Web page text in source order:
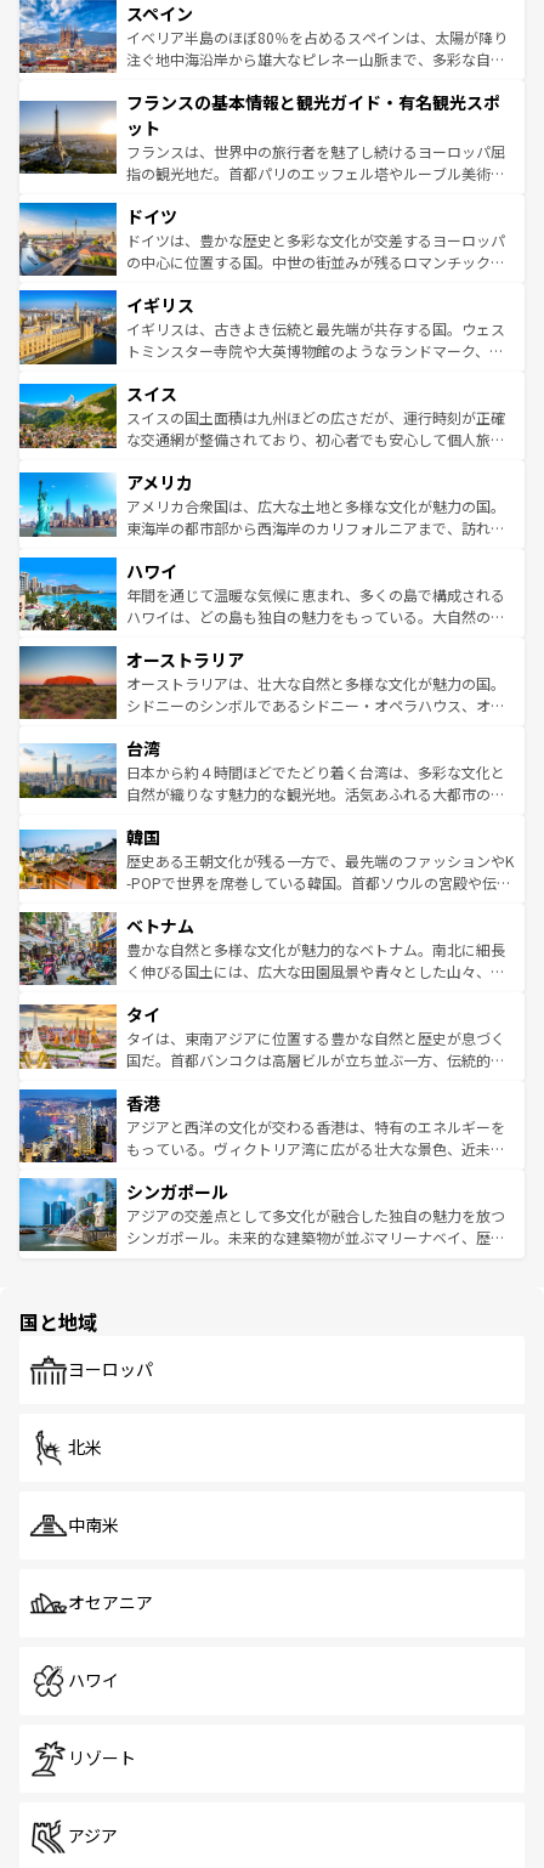
ろん、トスカーナの美しい田園風景やアマルフィ海岸の絶
景など、自然景観も見逃せない。観光の合間には、本場の
ピザやパスタなど、絶品のイタリア料理を堪能することも
ませてくれるイタリアで、忘れられない旅をしてみよう！
なお、新着のイタリア情報は
しい。
スペイン
イベリア半島のほぼ80％を占めるスペインは、太陽が降り
注ぐ地中海沿岸から雄大なピレネー山脈まで、多彩な自然
文化が根付くこの国では、情熱的なフラメンコ、熱気あふ
れる闘牛、そして美味しいタパスが生活の一部となってい
る。首都マドリードの洗練された雰囲気や、バルセロナの
アートに溢れた街角から、地方では古代ローマ遺跡や中世
せる。地方によって風土や気候が異なるスペインはその個
性で訪れる人を魅了する。 なお、新着のスペイン情報は コ
ンテンツ一覧を参照してほしい。
フランスの基本情報と観光ガイド・有名観光スポ
ット
フランスは、世界中の旅行者を魅了し続けるヨーロッパ屈
指の観光地だ。首都パリのエッフェル塔やルーブル美術館
で、幅広い魅力が詰まっている。華麗な宮殿、歴史的な大
聖堂、美しいビーチ、そして豊かな自然が、訪れる者を心
から魅了する。また、フランスは美食の国としても知ら
いる。シャンパンの発祥地であるランス、プロヴァンスの
香り高いラベンダー畑など、多彩な楽しみ方が可能だ。さ
らに、パリ以外の地域にも魅力が溢れており、どの街角に
れる地方に足を運ぶとそれぞれで全く異なる文化を体験で
きるだろう。 なお、新着のフランス情報はコンテンツ一覧
を参照してほしい。
ドイツ
ドイツは、豊かな歴史と多彩な文化が交差するヨーロッパ
の中心に位置する国。中世の街並みが残るロマンチック街
顔を持つこの国は、どこを歩いても飽きることがない。ベ
ルリンの文化的活気、バイエルン州のアルプスの絶景、そ
してライン川沿いのワイン畑といった風景は必見。ビール
は、お酒好きな人にはぜひ体験してほしい。 なお、新着の
ドイツ情報はコンテンツ一覧を参照してほしい。
イギリス
イギリスは、古きよき伝統と最先端が共存する国。ウェス
トミンスター寺院や大英博物館のようなランドマーク、歴
リアごとに異なる魅力がある。また、優雅なアフタヌーン
ティー、ビール好きにはたまらない英国パブ、サッカー観
戦など、本場だからこそできる体験も豊富。イギリスを旅
ンツ一覧を参照してほしい。
スイス
スイスの国土面積は九州ほどの広さだが、運行時刻が正確
な交通網が整備されており、初心者でも安心して個人旅行
の建物がそのまま残る町や、スイスならではのユニークな
博物館もあり、アルプス観光だけでなく町歩きも満喫する
ことができる。国民の所得が高いため物価も高いが、旅行
ば市内交通費無料で観光を楽しむこともできる。 なお、新
着のスイス情報はコンテンツ一覧 を参照してほしい。
アメリカ
アメリカ合衆国は、広大な土地と多様な文化が魅力の国。
東海岸の都市部から西海岸のカリフォルニアまで、訪れる
のような巨大都市は、観光、ショッピング、エンターテイ
ンメントが詰まった刺激的なスポットだ。一方、アメリカ
西部には大自然が広がり、グランドキャニオンやイエロー
部のニューオーリンズでは、音楽と美食が融合した独特の
文化が魅力。旅行者はアメリカの各地域で異なる魅力を楽
しみながら、その多様性と豊かな歴史を感じることができ
ならではの贅沢な旅のスタイルだ。 なお、新着のアメリカ
情報はコンテンツ一覧を参照してほしい。
ハワイ
年間を通じて温暖な気候に恵まれ、多くの島で構成される
ハワイは、どの島も独自の魅力をもっている。大自然の神
ワイ島は見逃せない。また、定番の観光地といえばオアフ
島だが、静かな自然を求めるならマウイ島やカウアイ島が
おすすめ。エメラルドグリーンに輝く海をはじめ、豊かな
れるおもてなしの心で訪れる人々を迎えてくれるハワイの
人々、おいしいローカルフードやハワイアンミュージッ
ク、伝統的なフラダンスなど、すべてがハワイの魅力を彩
ワイを、存分に味わってほしい。 なお、新着のハワイ情報
はコンテンツ一覧を参照してほしい。
オーストラリア
オーストラリアは、壮大な自然と多様な文化が魅力の国。
シドニーのシンボルであるシドニー・オペラハウス、オー
リアリーフや大陸中央部にそびえるウルル（エアーズロッ
ク）、タスマニアの美しい原生林やケアンズの熱帯雨林な
ど、見どころがたくさん。また、カフェやワイン、オージ
いる。アクティビティも充実しており、サーフィンやダイ
ビング、ハイキングなど、アウトドア好きにはたまらな
い。オーストラリアの多彩な魅力を存分に味わいつくそ
参照してほしい。
台湾
日本から約４時間ほどでたどり着く台湾は、多彩な文化と
自然が織りなす魅力的な観光地。活気あふれる大都市の台
ン）、静ひつな山岳地帯である台湾東部など、都市の喧騒
と山間の静けさが共存しており、訪れる人に新しい発見と
驚きをもたらしてくれる。また、奥深い台湾の食文化も魅
容にもいいと評判のスイーツなど、バラエティ豊かな料理
が味わえる。 なお、新着の台湾情報は コンテンツ一覧を参
照してほしい。
韓国
歴史ある王朝文化が残る一方で、最先端のファッションやK
-POPで世界を席巻している韓国。首都ソウルの宮殿や伝統
き、地方に足を延ばせば四季折々の自然美を楽しむことが
できる。そして、キムチや焼肉、絶品のストリートフード
まで、さまざまな韓国料理が待っている。夜には、韓国な
リティに包まれながら、韓国の多彩な魅力を心ゆくまで味
わってみてほしい。 なお、新着の韓国情報はコンテンツ一
覧を参照してほしい。
ベトナム
豊かな自然と多様な文化が魅力的なベトナム。南北に細長
く伸びる国土には、広大な田園風景や青々とした山々、世
急速な発展と共に伝統が息づく。ハノイの古い町並みやホ
ーチミン市のフランス統治時代の建物も、独特の雰囲気を
醸し出している。また、バラエティの豊かさとおいしさで
とつ。フォーやバインミー、ベトナムコーヒーなどは、ぜ
ひ現地で味わいたい。どの地域を訪れてもあたたかい人々
が旅行者を迎えてくれるので、きっと忘れられない旅にな
参照してほしい。
タイ
タイは、東南アジアに位置する豊かな自然と歴史が息づく
国だ。首都バンコクは高層ビルが立ち並ぶ一方、伝統的な
の活気が交差している。北部ではチェンマイなどの山岳地
帯で自然と触れ合い、南部ではプーケットやクラビの美し
いビーチでリゾート気分を楽しむことができる。タイ料理
激する。気候は一年中温暖で、どの季節にも異なる楽しみ
が待っている。親しみやすいタイの人々、仏教を中心とし
た文化、そして多様な観光資源が、訪れる旅人を魅了し続
香港
アジアと西洋の文化が交わる香港は、特有のエネルギーを
もっている。ヴィクトリア湾に広がる壮大な景色、近未来
み、どこを訪れても感動するはず。観光スポットが密集し
ており、効率よく見どころを回れるのも魅力。息をのむよ
うな絶景から文化的な体験まで、香港を存分に楽しみ尽く
シンガポール
アジアの交差点として多文化が融合した独自の魅力を放つ
シンガポール。未来的な建築物が並ぶマリーナベイ、歴史
で、ホーカーズは地元の風情を楽しめる外せないスポット
国と地域
ヨーロッパ
北米
中南米
オセアニア
ハワイ
リゾート
アジア